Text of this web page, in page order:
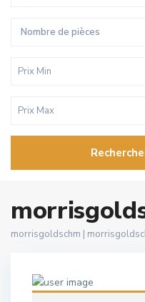
Nombre de pièces
morrisgoldschm |